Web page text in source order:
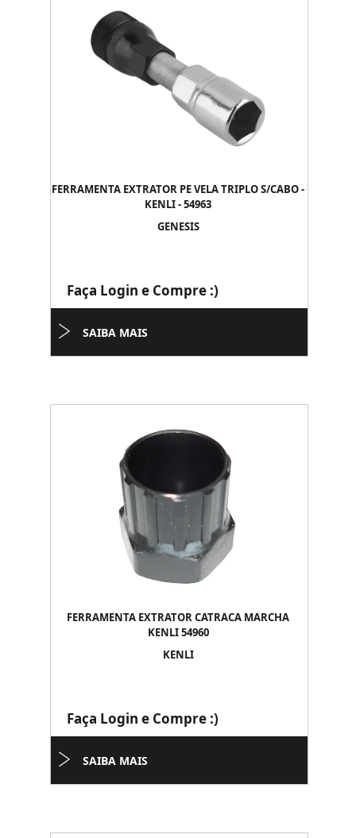
FERRAMENTA EXTRATOR PE VELA TRIPLO S/CABO -
KENLI - 54963
GENESIS
Faça Login e Compre :)
SAIBA MAIS
FERRAMENTA EXTRATOR CATRACA MARCHA
KENLI 54960
KENLI
Faça Login e Compre :)
SAIBA MAIS